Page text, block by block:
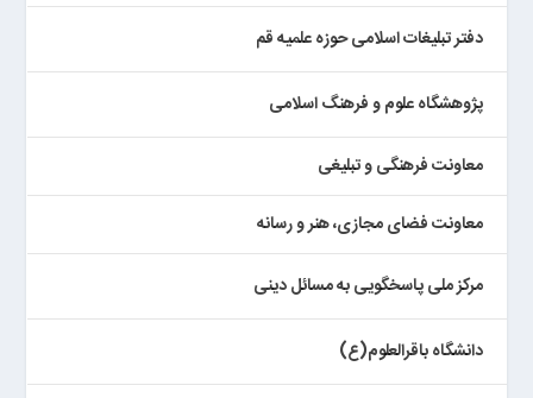
دفتر تبلیغات اسلامی حوزه علمیه قم
پژوهشگاه علوم و فرهنگ اسلامی
معاونت فرهنگی و تبلیغی
معاونت فضای مجازی، هنر و رسانه
مرکز ملی پاسخگویی به مسائل دینی
دانشگاه باقرالعلوم(ع)